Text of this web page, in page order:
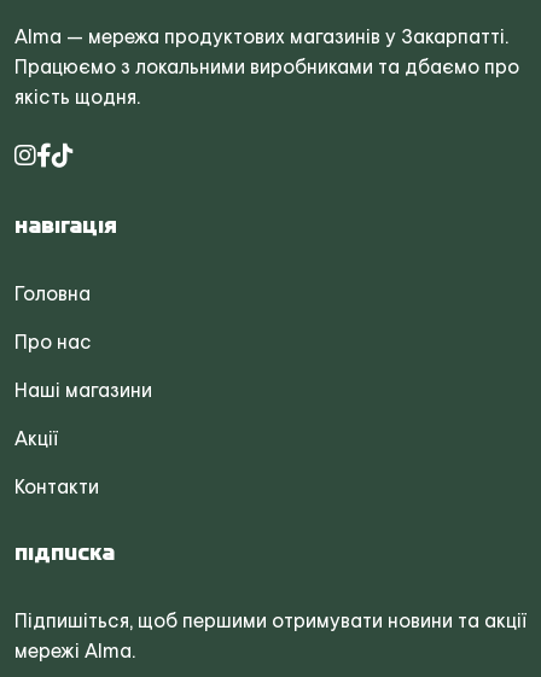
Alma — мережа продуктових магазинів у Закарпатті.
Працюємо з локальними виробниками та дбаємо про
якість щодня.
Навігація
Головна
Про нас
Наші магазини
Акції
Контакти
Підписка
Підпишіться, щоб першими отримувати новини та акції
мережі Alma.